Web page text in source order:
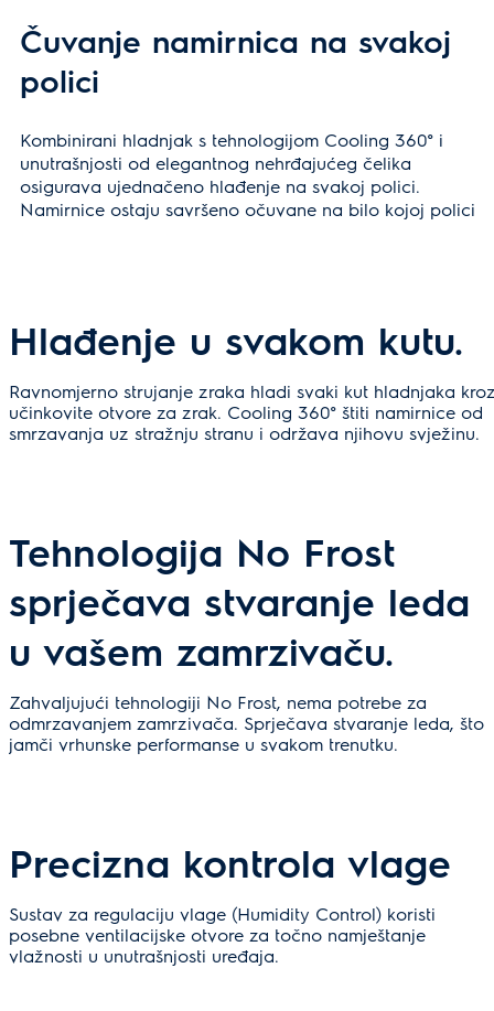
Čuvanje namirnica na svakoj
polici
Kombinirani hladnjak s tehnologijom Cooling 360° i
unutrašnjosti od elegantnog nehrđajućeg čelika
osigurava ujednačeno hlađenje na svakoj polici.
Namirnice ostaju savršeno očuvane na bilo kojoj polici
Hlađenje u svakom kutu.
Ravnomjerno strujanje zraka hladi svaki kut hladnjaka
učinkovite otvore za zrak. Cooling 360° štiti namirnice od
smrzavanja uz stražnju stranu i održava njihovu svježinu.
Tehnologija No Frost
sprječava stvaranje leda
u vašem zamrzivaču.
Zahvaljujući tehnologiji No Frost, nema potrebe za
odmrzavanjem zamrzivača. Sprječava stvaranje leda, što
jamči vrhunske performanse u svakom trenutku.
Precizna kontrola vlage
Sustav za regulaciju vlage (Humidity Control) koristi
posebne ventilacijske otvore za točno namještanje
vlažnosti u unutrašnjosti uređaja.